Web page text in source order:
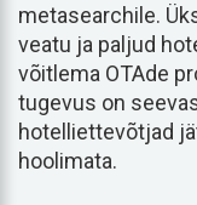
metasearchile.
veatu ja paljud
võitlema OTAde
tugevus on
hotelliettevõtjad
hoolimata.